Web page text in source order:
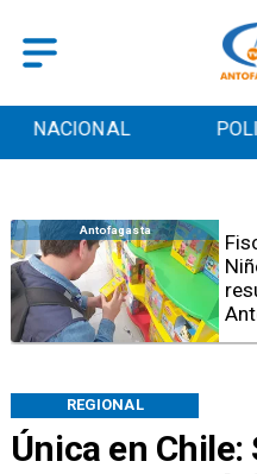
POLICIAL
Única en Chile:
REGIONAL
Antofagasta